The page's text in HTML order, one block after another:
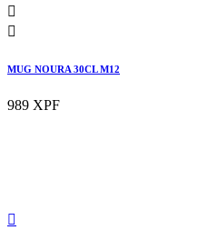


MUG NOURA 30CL M12
989 XPF
